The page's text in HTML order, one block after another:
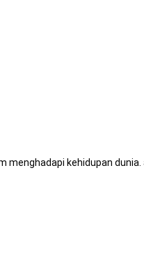
menghadapi kehidupan